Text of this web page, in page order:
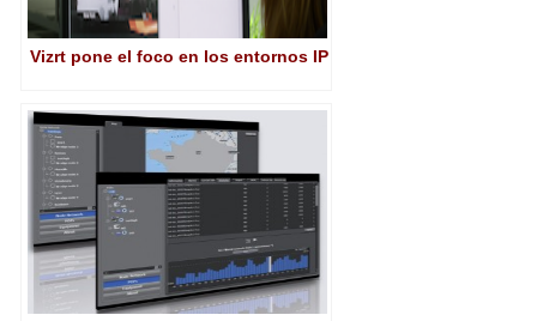
Vizrt pone el foco en los entornos IP